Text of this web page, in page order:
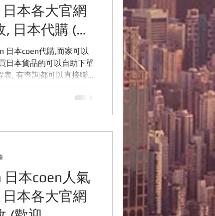
本各大官網
日本代購 (歡
日本貨品的可以自助下單
表, 有查詢都可以直接聯
絡我們, 看到信息會立即回覆你的, 多謝各位. P.S....
本coen人氣
本各大官網